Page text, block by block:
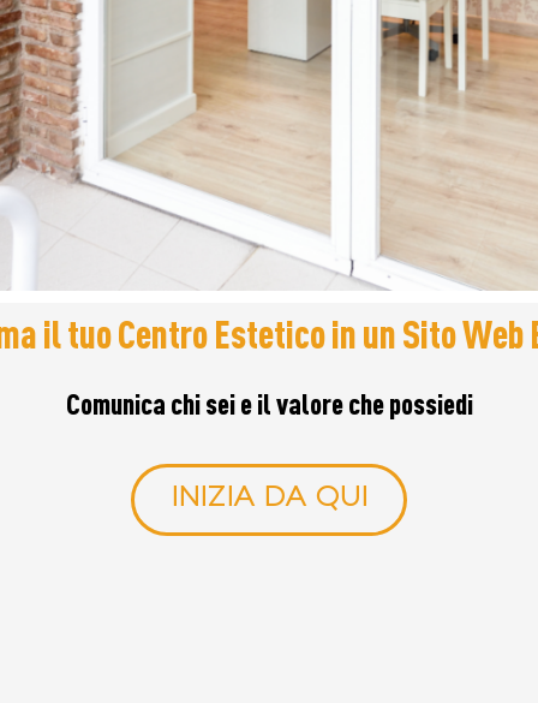
il tuo Centro Estetico in un Sito Web
Comunica chi sei e il valore che possiedi
INIZIA DA QUI